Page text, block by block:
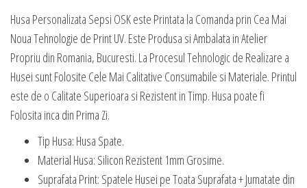
Husa Personalizata Sepsi OSK este Printata la Comanda prin Cea Mai
Noua Tehnologie de Print UV. Este Produsa si Ambalata in Atelier
Propriu din Romania, Bucuresti. La Procesul Tehnologic de Realizare a
Husei sunt Folosite Cele Mai Calitative Consumabile si Materiale. Printul
este de o Calitate Superioara si Rezistent in Timp. Husa poate fi
Folosita inca din Prima Zi.
Tip Husa: Husa Spate.
Material Husa: Silicon Rezistent 1mm Grosime.
Suprafata Print: Spatele Husei pe Toata Suprafata + Jumatate din